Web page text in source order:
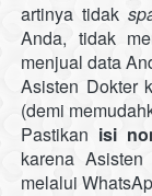
artinya tidak
Anda, tidak
menjual data
Asisten Dokter
(demi
Pastikan isi
karena
melalui